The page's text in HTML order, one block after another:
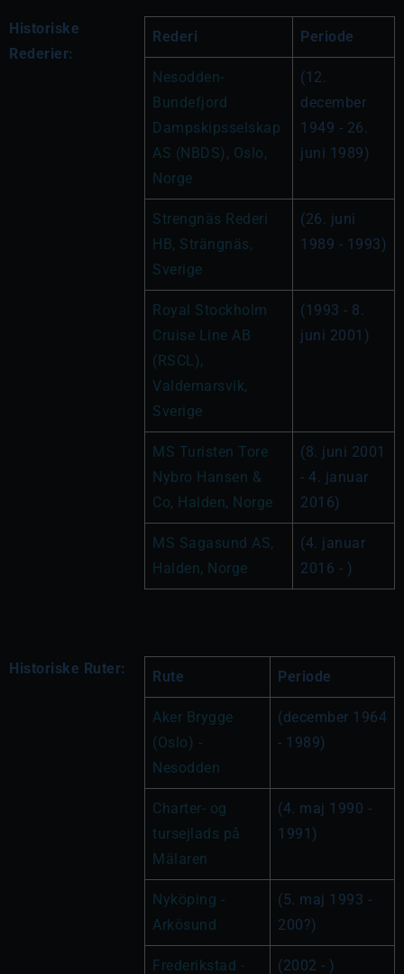
Historiske
Rederier:
Rederi Periode
Nesodden-
Bundefjord
Dampskipsselskap
AS (NBDS), Oslo,
Norge
(12.
december
1949 - 26.
juni 1989)
Strengnäs Rederi
HB, Strängnäs,
Sverige
(26. juni
1989 - 1993)
Royal Stockholm
Cruise Line AB
(RSCL),
Valdemarsvik,
Sverige
(1993 - 8.
juni 2001)
MS Turisten Tore
Nybro Hansen &
Co, Halden, Norge
(8. juni 2001
- 4. januar
2016)
MS Sagasund AS,
Halden, Norge
(4. januar
2016 - )
Historiske Ruter: Rute Periode
Aker Brygge
(Oslo) -
Nesodden
(december 1964
- 1989)
Charter- og
tursejlads på
Mälaren
(4. maj 1990 -
1991)
Nyköping -
Arkösund
(5. maj 1993 -
200?)
Frederikstad - (2002 - )